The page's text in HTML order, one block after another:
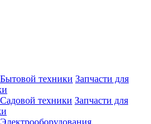
Запчасти для
Запчасти для